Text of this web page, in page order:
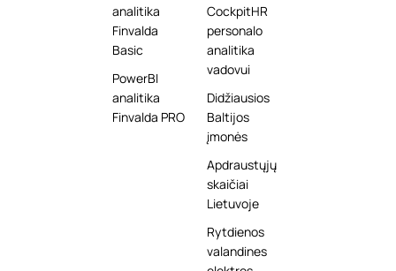
analitika
Finvalda
Basic
PowerBI
analitika
Finvalda PRO
CockpitHR
personalo
analitika
vadovui
Didžiausios
Baltijos
įmonės
Apdraustųjų
skaičiai
Lietuvoje
Rytdienos
valandines